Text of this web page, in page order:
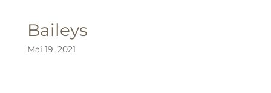
Baileys
Mai 19, 2021